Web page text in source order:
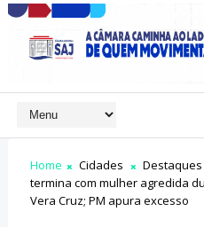
Home Cidades Destaques
termina com mulher agredida
Vera Cruz; PM apura excesso